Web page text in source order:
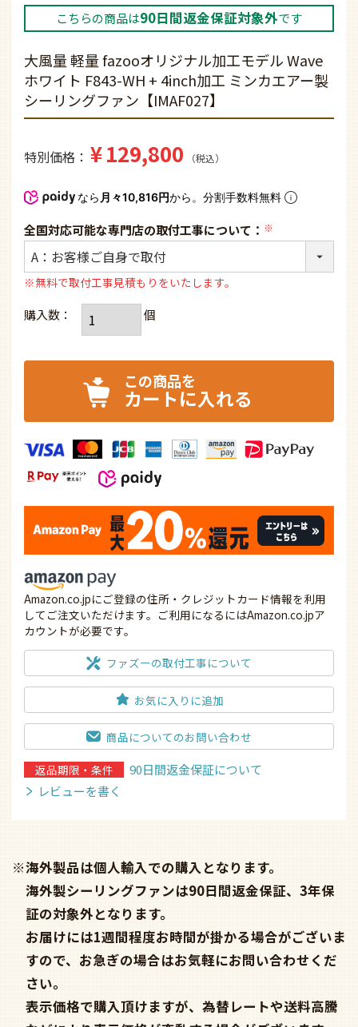
こちらの商品は90日間返金保証対象外です
大風量 軽量 fazooオリジナル加工モデル Wave
ホワイト F843-WH + 4inch加工 ミンカエアー製
シーリングファン【IMAF027】
特別価格 ¥129,800 税込
なら 月々10,816円から。分割手数料無料
全国対応可能な専門店の取付工事について：
(必
※無料で取付工事見積もりをいたします。
カートに入れる
Amazon.co.jpにご登録の住所・クレジットカード情報を利用
してご注文いただけます。ご利用になるにはAmazon.co.jpア
カウントが必要です。
ファズーの取付工事について
お気に入りに追加
商品についてのお問い合わせ
返品期限・条件
90日間返金保証について
レビューを書く
※海外製品は個人輸入での購入となります。
海外製シーリングファンは90日間返金保証、3年保
証の対象外となります。
お届けには1週間程度お時間が掛かる場合がございま
すので、お急ぎの場合はお気軽にお問い合わせくだ
さい。
表示価格で購入頂けますが、為替レートや送料高騰